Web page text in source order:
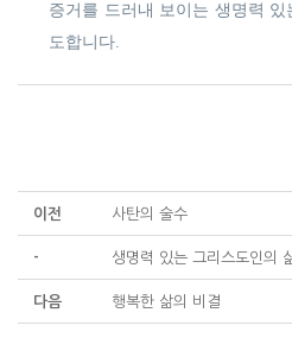
증거를 드러내 보이는 생명력 있
도합니다.
이전 사탄의 술수
- 생명력 있는 그리스도인의
다음 행복한 삶의 비결